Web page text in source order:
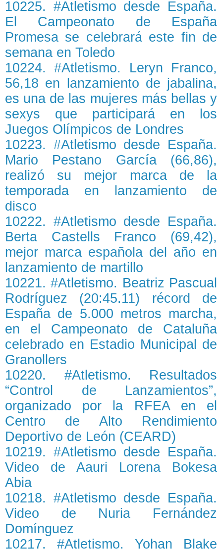
10225. #Atletismo desde España.
El Campeonato de España
Promesa se celebrará este fin de
semana en Toledo
10224. #Atletismo. Leryn Franco,
56,18 en lanzamiento de jabalina,
es una de las mujeres más bellas y
sexys que participará en los
Juegos Olímpicos de Londres
10223. #Atletismo desde España.
Mario Pestano García (66,86),
realizó su mejor marca de la
temporada en lanzamiento de
disco
10222. #Atletismo desde España.
Berta Castells Franco (69,42),
mejor marca española del año en
lanzamiento de martillo
10221. #Atletismo. Beatriz Pascual
Rodríguez (20:45.11) récord de
España de 5.000 metros marcha,
en el Campeonato de Cataluña
celebrado en Estadio Municipal de
Granollers
10220. #Atletismo. Resultados
“Control de Lanzamientos”,
organizado por la RFEA en el
Centro de Alto Rendimiento
Deportivo de León (CEARD)
10219. #Atletismo desde España.
Video de Aauri Lorena Bokesa
Abia
10218. #Atletismo desde España.
Video de Nuria Fernández
Domínguez
10217. #Atletismo. Yohan Blake